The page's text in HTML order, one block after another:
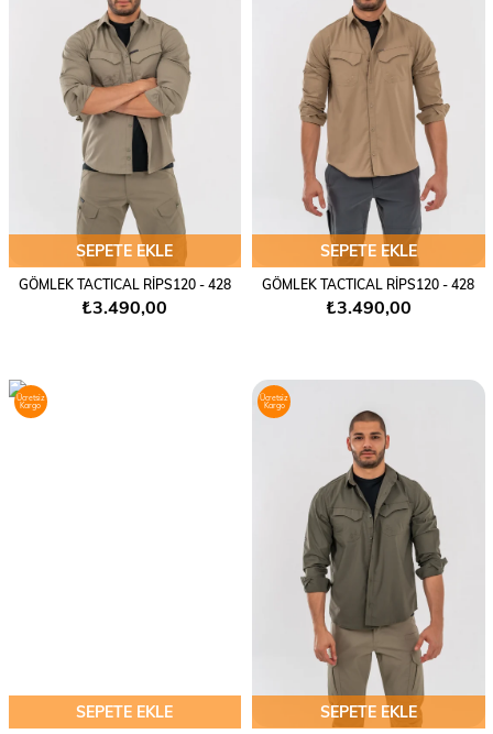
SEPETE EKLE
GÖMLEK TACTICAL RİPS120 - 428
₺3.490,00
SEPETE EKLE
GÖMLEK TACTICAL RİPS120 - 428
₺3.490,00
SEPETE EKLE
Ücretsiz
Kargo
SEPETE EKLE
Ücretsiz
Kargo